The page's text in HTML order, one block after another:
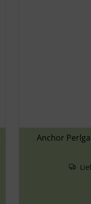
Anchor